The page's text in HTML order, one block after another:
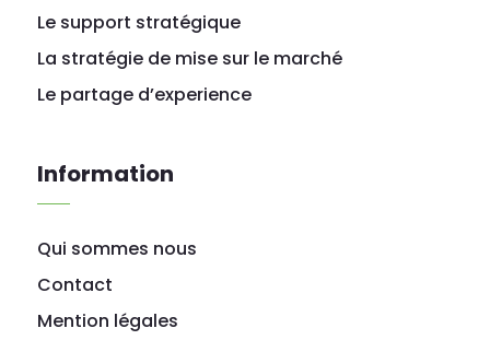
Le support stratégique
La stratégie de mise sur le marché
Le partage d’experience
Information
Qui sommes nous
Contact
Mention légales